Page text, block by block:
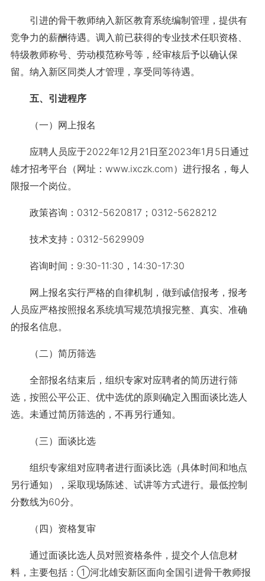
引进的骨干教师纳入新区教育系统编制管理，提供有
竞争力的薪酬待遇。调入前已获得的专业技术任职资格、
特级教师称号、劳动模范称号等，经审核后予以确认保
留。纳入新区同类人才管理，享受同等待遇。
五、引进程序
（一）网上报名
应聘人员应于2022年12月21日至2023年1月5日通过
雄才招考平台（网址：www.ixczk.com）进行报名，每人
限报一个岗位。
政策咨询：0312-5620817；0312-5628212
技术支持：0312-5629909
咨询时间：9:30-11:30，14:30-17:30
网上报名实行严格的自律机制，做到诚信报考，报考
人员应严格按照报名系统填写规范填报完整、真实、准确
的报名信息。
（二）简历筛选
全部报名结束后，组织专家对应聘者的简历进行筛
选，按照公平公正、优中选优的原则确定入围面谈比选人
选。未通过简历筛选的，不再另行通知。
（三）面谈比选
组织专家组对应聘者进行面谈比选（具体时间和地点
另行通知），采取现场陈述、试讲等方式进行。最低控制
分数线为60分。
（四）资格复审
通过面谈比选人员对照资格条件，提交个人信息材
料，主要包括：①河北雄安新区面向全国引进骨干教师报